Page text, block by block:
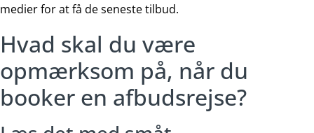
medier for at få de seneste tilbud.
Hvad skal du være
opmærksom på, når du
booker en afbudsrejse?